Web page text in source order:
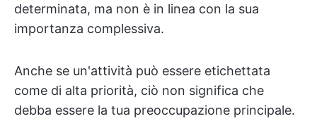
determinata, ma non è in linea con la sua
importanza complessiva.
Anche se un'attività può essere etichettata
come di alta priorità, ciò non significa che
debba essere la tua preoccupazione principale.